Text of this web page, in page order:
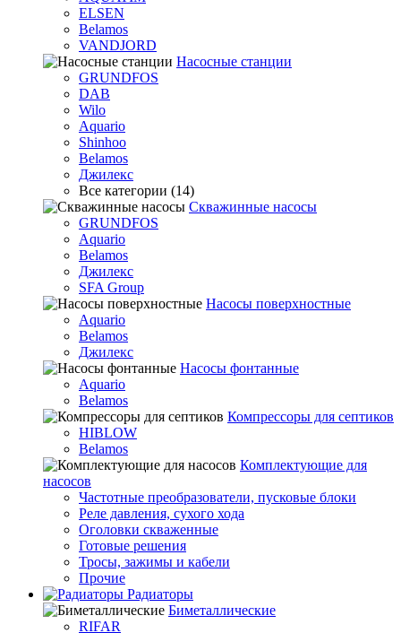
ELSEN
Belamos
VANDJORD
Насосные станции
GRUNDFOS
DAB
Wilo
Aquario
Shinhoo
Belamos
Джилекс
Все категории (14)
Скважинные насосы
GRUNDFOS
Aquario
Belamos
Джилекс
SFA Group
Насосы поверхностные
Aquario
Belamos
Джилекс
Насосы фонтанные
Aquario
Belamos
Компрессоры для септиков
HIBLOW
Belamos
Комплектующие для
насосов
Частотные преобразователи, пусковые блоки
Реле давления, сухого хода
Оголовки скваженные
Готовые решения
Тросы, зажимы и кабели
Прочие
Радиаторы
Биметаллические
RIFAR